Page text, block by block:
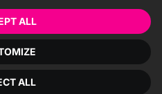
ALL
ALL
All rights reserved.
Nutzungsbedingungen